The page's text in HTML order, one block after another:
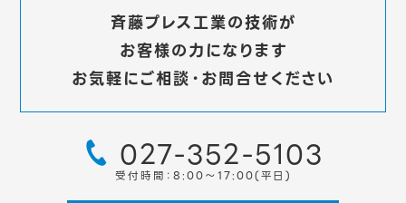
斉藤プレス工業の技術が
お客様の力になります
お気軽にご相談・お問合せください
027-352-5103
受付時間：8:00～17:00(平日)